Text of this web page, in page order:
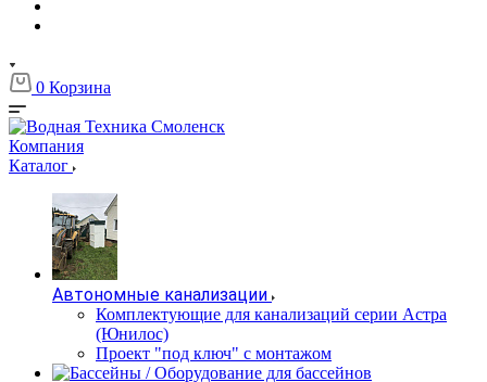
0 Корзина
Компания
Каталог
Автономные канализации
Комплектующие для канализаций серии Астра
(Юнилос)
Проект "под ключ" с монтажом